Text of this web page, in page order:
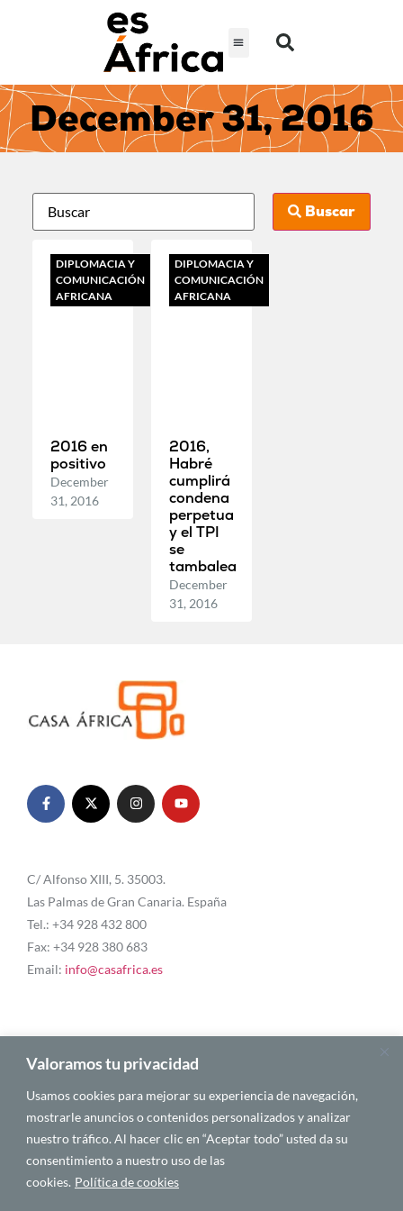
Valoramos tu privacidad
Usamos cookies para mejorar su experiencia de navegación,
mostrarle anuncios o contenidos personalizados y analizar
nuestro tráfico. Al hacer clic en “Aceptar todo” usted da su
consentimiento a nuestro uso de las
cookies. Política de cookies
December 31, 2016
Buscar
DIPLOMACIA Y
COMUNICACIÓN
AFRICANA
2016 en
positivo
December
31, 2016
DIPLOMACIA Y
COMUNICACIÓN
AFRICANA
2016,
Habré
cumplirá
condena
perpetua
y el TPI
se
tambalea
December
31, 2016
C/ Alfonso XIII, 5. 35003.
Las Palmas de Gran Canaria. España
Tel.: +34 928 432 800
Fax: +34 928 380 683
Email: info@casafrica.es
Blog
About Us
Personalities
English